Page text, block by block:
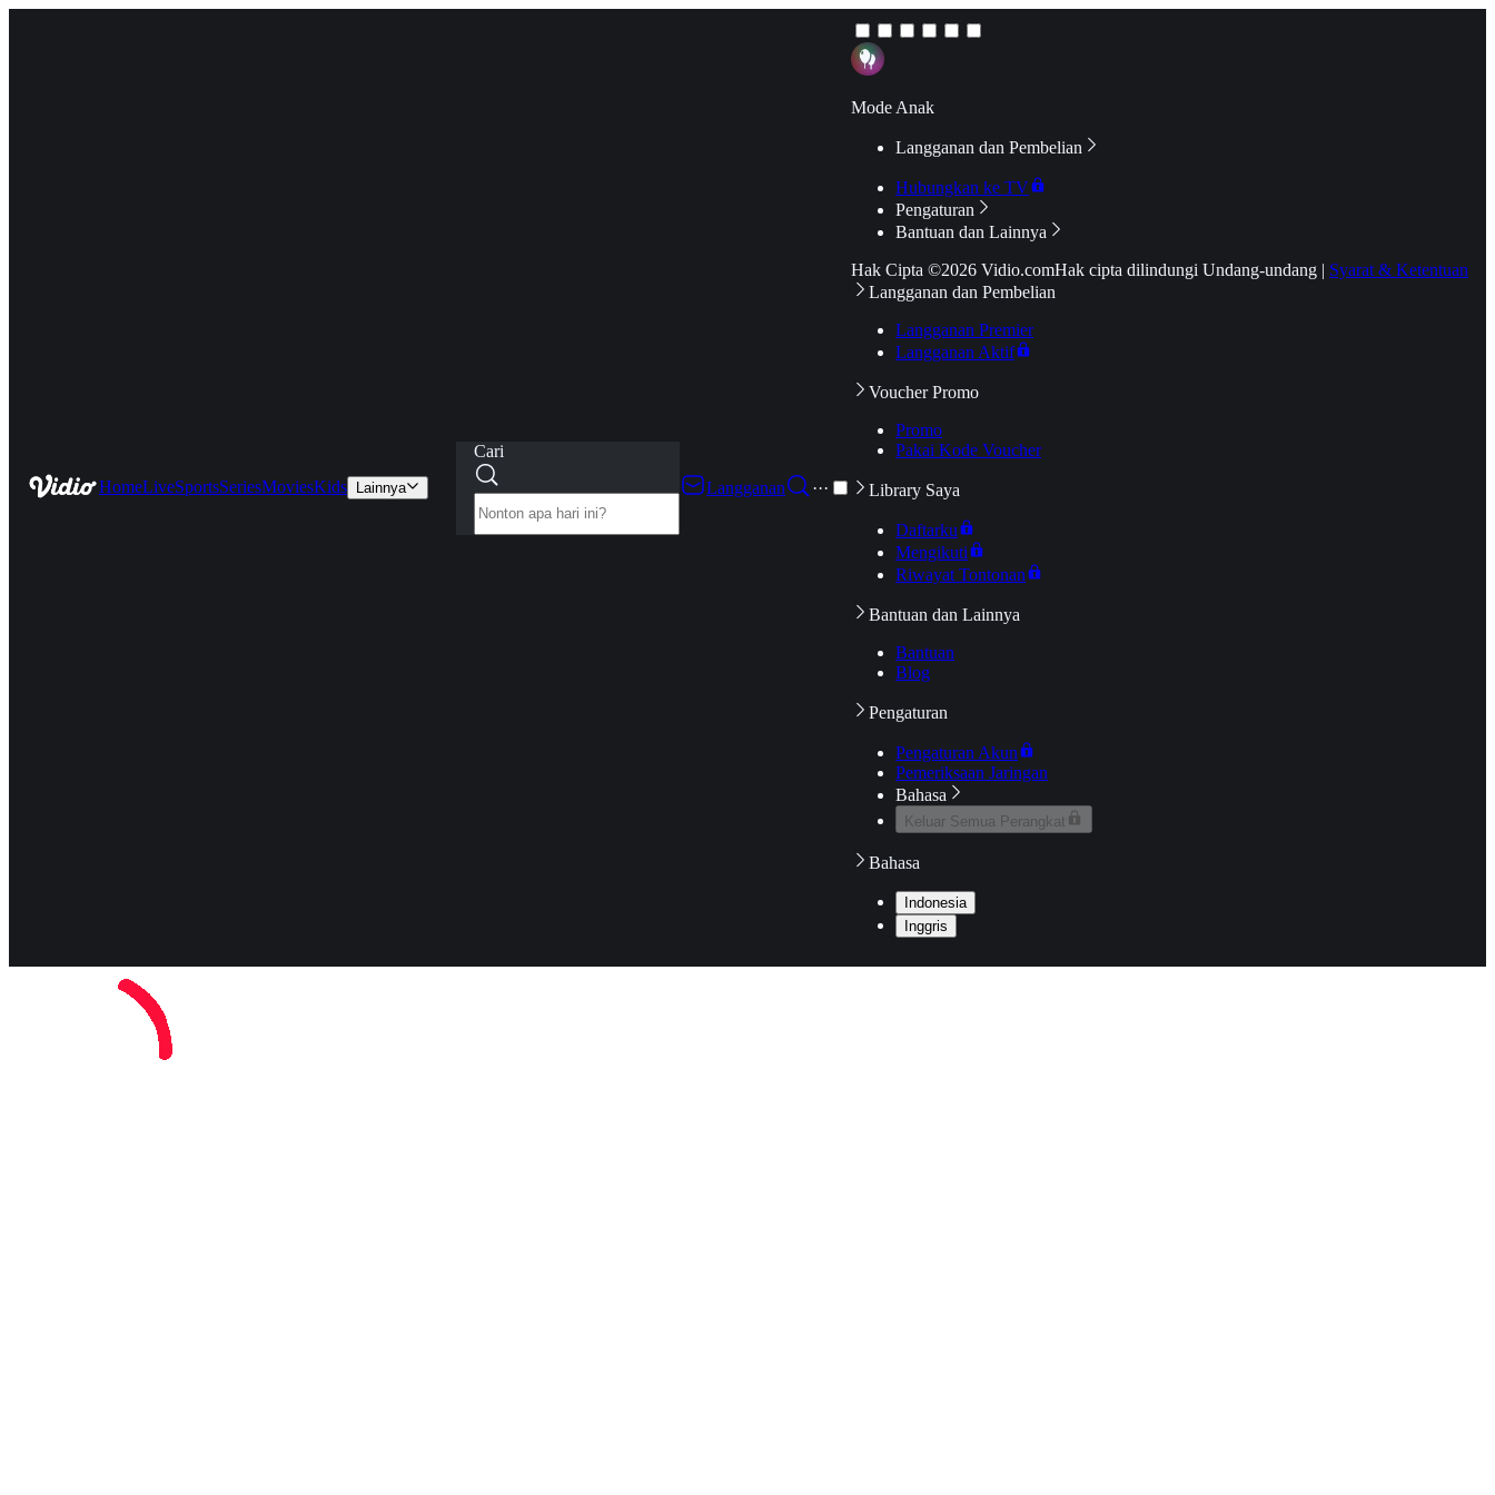
HomeLiveSportsSeriesMoviesKids Lainnya
Cari
Langganan
···
Mode Anak
Langganan dan Pembelian
Hubungkan ke TV
Pengaturan
Bantuan dan Lainnya
Hak Cipta ©2026 Vidio.comHak cipta dilindungi Undang-undang | Syarat & Ketentuan
Langganan dan Pembelian
Langganan Premier
Langganan Aktif
Voucher Promo
Promo
Pakai Kode Voucher
Library Saya
Daftarku
Mengikuti
Riwayat Tontonan
Bantuan dan Lainnya
Bantuan
Blog
Pengaturan
Pengaturan Akun
Pemeriksaan Jaringan
Bahasa
Keluar Semua Perangkat
Bahasa
Indonesia
Inggris